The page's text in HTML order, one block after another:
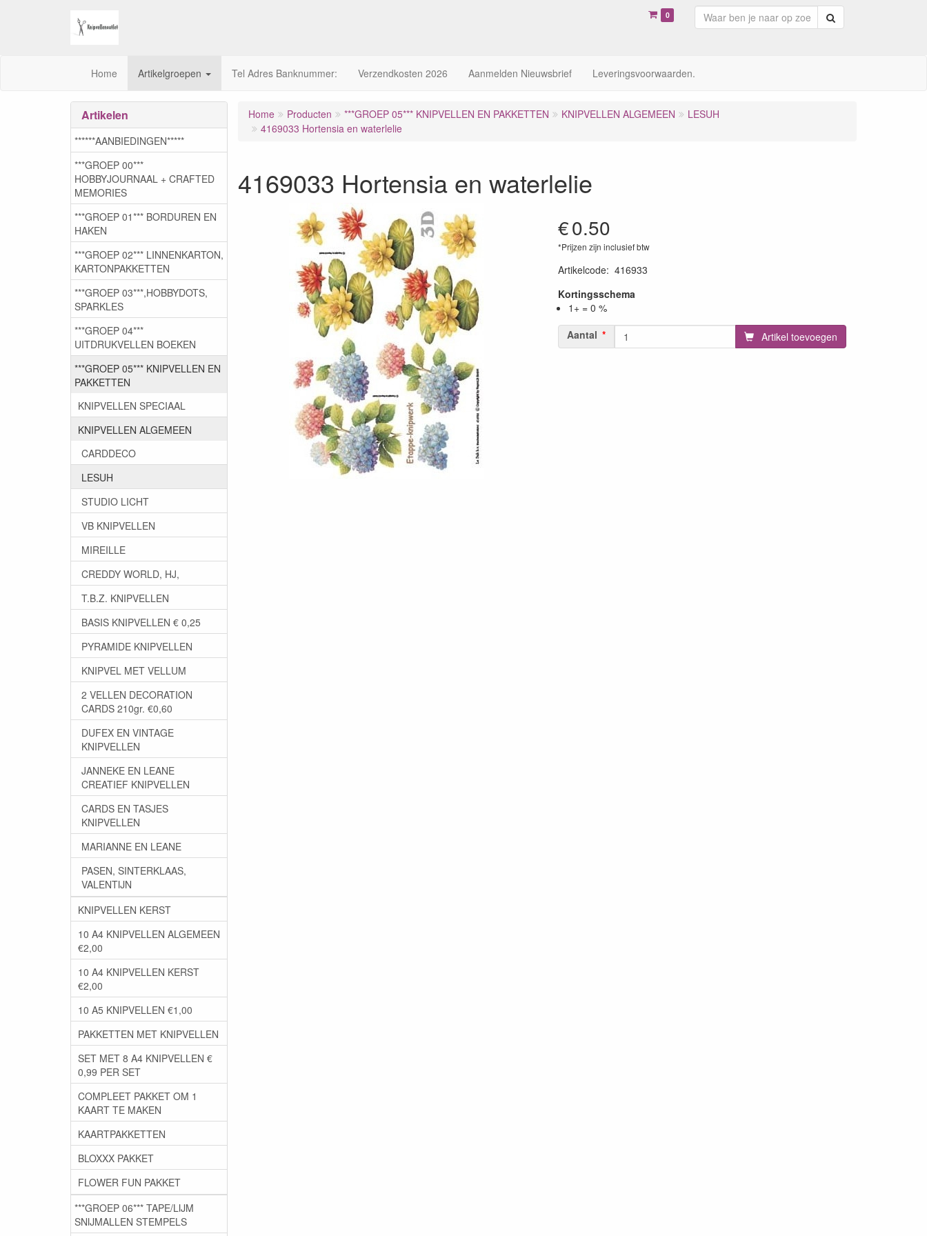
0
Home Artikelgroepen Tel Adres Banknummer: Verzendkosten 2026 Aanmelden Nieuwsbrief Leveringsvoorwaarden.
Home Producten ***GROEP 05*** KNIPVELLEN EN PAKKETTEN KNIPVELLEN ALGEMEEN
LESUH
4169033 Hortensia en waterlelie
4169033 Hortensia en waterlelie
€0.50
*Prijzen zijn inclusief btw
Artikelcode: 416933
Kortingsschema
1+ = 0 %
Aantal
Artikel toevoegen
Artikelen
******AANBIEDINGEN*****
***GROEP 00***
HOBBYJOURNAAL + CRAFTED
MEMORIES
***GROEP 01*** BORDUREN EN
HAKEN
***GROEP 02*** LINNENKARTON,
KARTONPAKKETTEN
***GROEP 03***,HOBBYDOTS,
SPARKLES
***GROEP 04***
UITDRUKVELLEN BOEKEN
***GROEP 05*** KNIPVELLEN EN
PAKKETTEN
KNIPVELLEN SPECIAAL
KNIPVELLEN ALGEMEEN
CARDDECO
LESUH
STUDIO LICHT
VB KNIPVELLEN
MIREILLE
CREDDY WORLD, HJ,
T.B.Z. KNIPVELLEN
BASIS KNIPVELLEN € 0,25
PYRAMIDE KNIPVELLEN
KNIPVEL MET VELLUM
2 VELLEN DECORATION
CARDS 210gr. €0,60
DUFEX EN VINTAGE
KNIPVELLEN
JANNEKE EN LEANE
CREATIEF KNIPVELLEN
CARDS EN TASJES
KNIPVELLEN
MARIANNE EN LEANE
PASEN, SINTERKLAAS,
VALENTIJN
KNIPVELLEN KERST
10 A4 KNIPVELLEN ALGEMEEN
€2,00
10 A4 KNIPVELLEN KERST
€2,00
10 A5 KNIPVELLEN €1,00
PAKKETTEN MET KNIPVELLEN
SET MET 8 A4 KNIPVELLEN €
0,99 PER SET
COMPLEET PAKKET OM 1
KAART TE MAKEN
KAARTPAKKETTEN
BLOXXX PAKKET
FLOWER FUN PAKKET
***GROEP 06*** TAPE/LIJM
SNIJMALLEN STEMPELS